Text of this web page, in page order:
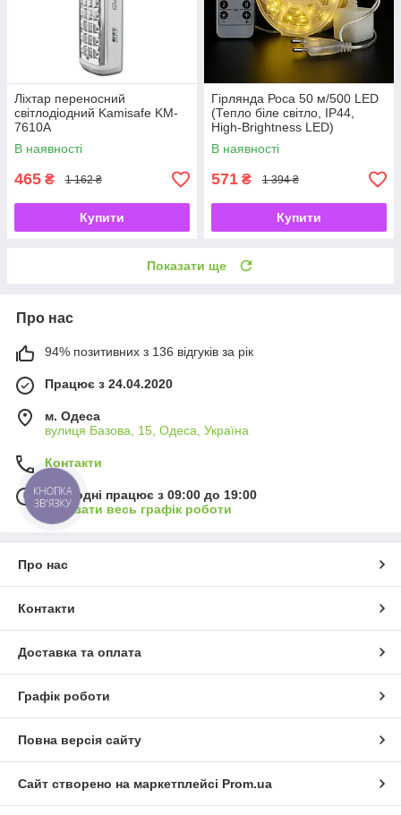
Ліхтар переносний
світлодіодний Kamisafe KM-
7610A
В наявності
465 ₴ 1 162 ₴
Купити
Гірлянда Роса 50 м/500 LED
(Тепло біле світло, IP44,
High-Brightness LED)
В наявності
571 ₴ 1 394 ₴
Купити
Показати ще
Про нас
94% позитивних з 136 відгуків за рік
Працює з 24.04.2020
м. Одеса
вулиця Базова, 15, Одеса, Україна
Контакти
Сьогодні працює з 09:00 до 19:00
Показати весь графік роботи
Про нас
Контакти
Доставка та оплата
Графік роботи
Повна версія сайту
Сайт створено на маркетплейсі Prom.ua
КНОПКА
ЗВ'ЯЗКУ